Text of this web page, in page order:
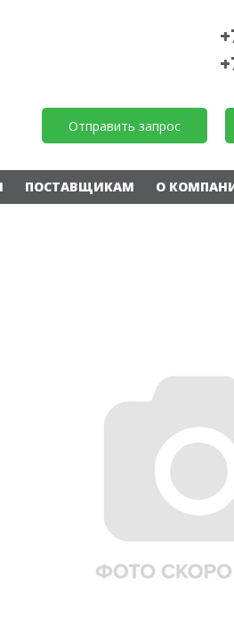
Отправить запрос
ПОСТАВЩИКАМ О